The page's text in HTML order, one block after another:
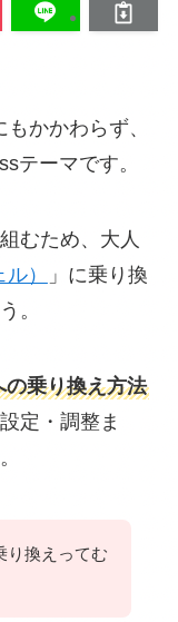
もかかわらず、
テーマです。
むため、大人
）
」に乗り換
。
乗り換え方法
定・調整ま
り換えってむ